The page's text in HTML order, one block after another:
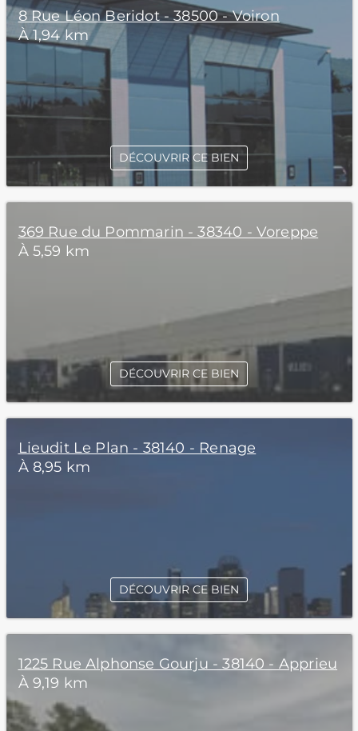
8 Rue Léon Beridot - 38500 - Voiron
À 1,94 km
DÉCOUVRIR CE BIEN
369 Rue du Pommarin - 38340 - Voreppe
À 5,59 km
DÉCOUVRIR CE BIEN
Lieudit Le Plan - 38140 - Renage
À 8,95 km
DÉCOUVRIR CE BIEN
1225 Rue Alphonse Gourju - 38140 - Apprieu
À 9,19 km